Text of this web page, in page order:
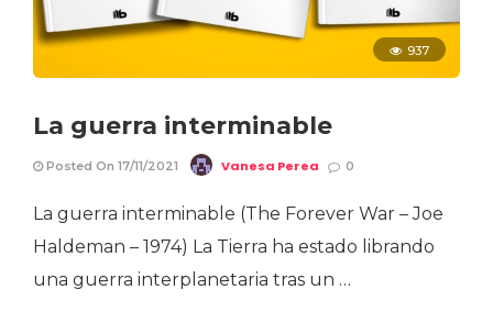
937
La guerra interminable
Posted On 17/11/2021 Vanesa Perea 0
La guerra interminable (The Forever War – Joe
Haldeman – 1974) La Tierra ha estado librando
una guerra interplanetaria tras un …